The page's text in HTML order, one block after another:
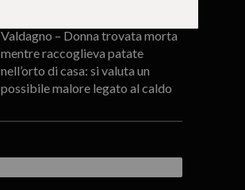
Valdagno – Donna trovata morta
mentre raccoglieva patate
nell’orto di casa: si valuta un
possibile malore legato al caldo